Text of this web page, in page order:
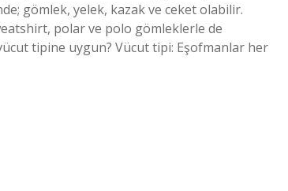
gömlek, yelek, kazak ve ceket olabilir.
polar ve polo gömleklerle de
tipine uygun? Vücut tipi: Eşofmanlar her